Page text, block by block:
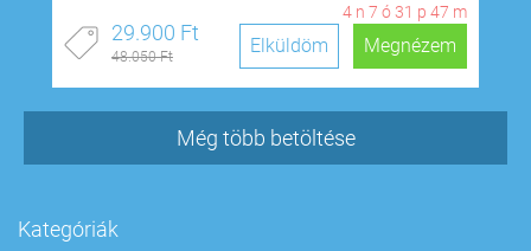
4 n 7 ó31 p 46 m
29.900 Ft
48.050 Ft Megnézem
Elküldöm
Még több betöltése
Kategóriák